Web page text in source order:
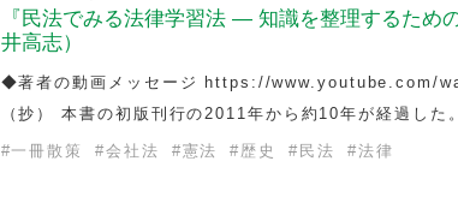
『民法でみる法律学習法 — 知識を整理するた
井高志）
◆著者の動画メッセージ https://www.youtube.com/
（抄） 本書の初版刊行の2011年から約10年が経過した
#一冊散策 #会社法 #憲法 # 歴史 # 民法 #法律